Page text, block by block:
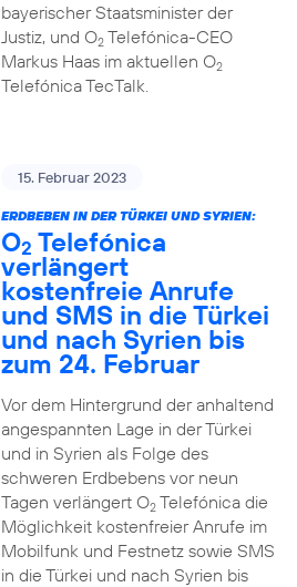
bayerischer Staatsminister der
Justiz, und O2Telefónica-CEO
Markus Haas im aktuellen O2
Telefónica TecTalk.
15. Februar 2023
ERDBEBEN IN DER TÜRKEI UND SYRIEN:
O2 Telefónica
verlängert
kostenfreie Anrufe
und SMS in die Türkei
und nach Syrien bis
zum 24. Februar
Vor dem Hintergrund der anhaltend
angespannten Lage in der Türkei
und in Syrien als Folge des
schweren Erdbebens vor neun
Tagen verlängert O2Telefónica die
Möglichkeit kostenfreier Anrufe im
Mobilfunk und Festnetz sowie SMS
in die Türkei und nach Syrien bis